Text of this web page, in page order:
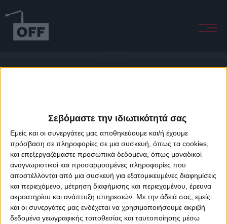
Σεβόμαστε την ιδιωτικότητά σας
Εμείς και οι συνεργάτες μας αποθηκεύουμε και/ή έχουμε
πρόσβαση σε πληροφορίες σε μια συσκευή, όπως τα cookies,
και επεξεργαζόμαστε προσωπικά δεδομένα, όπως μοναδικοί
αναγνωριστικοί και προσαρμοσμένες πληροφορίες που
αποστέλλονται από μια συσκευή για εξατομικευμένες διαφημίσεις
και περιεχόμενο, μέτρηση διαφήμισης και περιεχομένου, έρευνα
ακροατηρίου και ανάπτυξη υπηρεσιών. Με την άδειά σας, εμείς
και οι συνεργάτες μας ενδέχεται να χρησιμοποιήσουμε ακριβή
δεδομένα γεωγραφικής τοποθεσίας και ταυτοποίησης μέσω
About Offradio Business Class Terms & Conditions
Privacy Policy
Designed & developed byporcupine colors&Fotis Alexandrou